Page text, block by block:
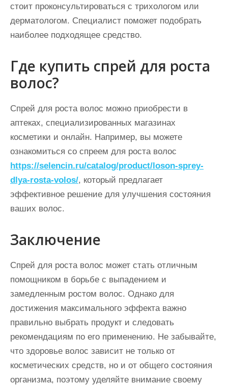
стоит проконсультироваться с трихологом или
дерматологом. Специалист поможет подобрать
наиболее подходящее средство.
Где купить спрей для роста
волос?
Спрей для роста волос можно приобрести в
аптеках, специализированных магазинах
косметики и онлайн. Например, вы можете
ознакомиться со спреем для роста волос
https://selencin.ru/catalog/product/loson-sprey-
dlya-rosta-volos/, который предлагает
эффективное решение для улучшения состояния
ваших волос.
Заключение
Спрей для роста волос может стать отличным
помощником в борьбе с выпадением и
замедленным ростом волос. Однако для
достижения максимального эффекта важно
правильно выбрать продукт и следовать
рекомендациям по его применению. Не забывайте,
что здоровье волос зависит не только от
косметических средств, но и от общего состояния
организма, поэтому уделяйте внимание своему